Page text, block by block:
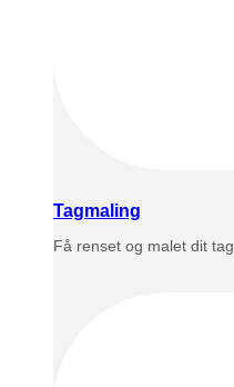
Tagmaling
Få renset og malet dit tag